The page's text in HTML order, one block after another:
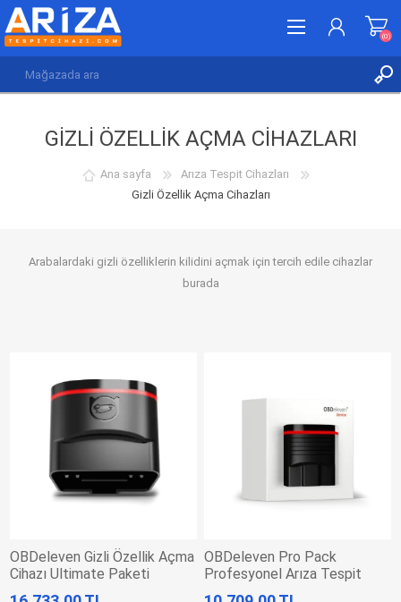
GIRIŞ YAP
(0)
GIZLI ÖZELLIK AÇMA CIHAZLARI
Ana sayfa
Arıza Tespit Cihazları
Gizli Özellik Açma Cihazları
Arabalardaki gizli özelliklerin kilidini açmak için tercih edile cihazlar
burada
OBDeleven Gizli Özellik Açma
Cihazı Ultimate Paketi
OBDeleven Pro Pack
Profesyonel Arıza Tespit